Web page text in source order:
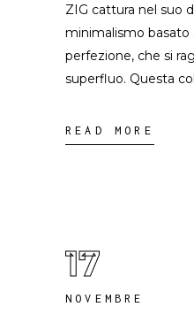
ZIG cattura nel suo
minimalismo basato
perfezione, che si
superfluo. Questa
READ MORE
17
NOVEMBRE